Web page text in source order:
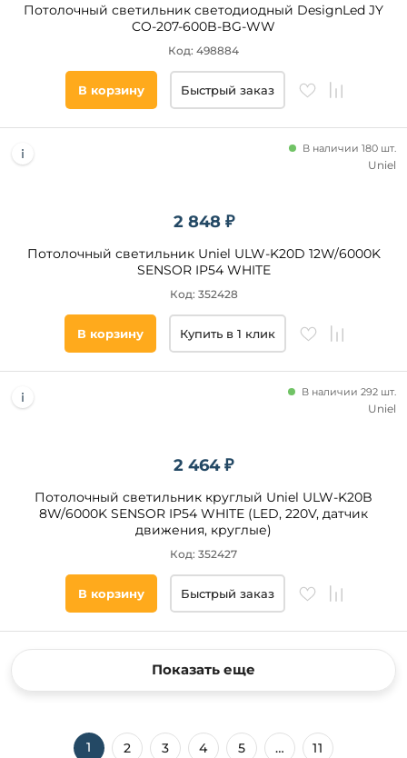
Потолочный светильник светодиодный DesignLed JY
CO-207-600B-BG-WW
Код: 498884
В корзину Быстрый заказ
2 848 ₽
Потолочный светильник Uniel ULW-K20D 12W/6000K
SENSOR IP54 WHITE
В наличии 180 шт.
Код: 352428
Uniel
В корзину Купить в 1 клик
2 464 ₽
Потолочный светильник круглый Uniel ULW-K20B
8W/6000K SENSOR IP54 WHITE (LED, 220V, датчик
движения, круглые)
В наличии 292 шт.
Код: 352427
Uniel
В корзину Быстрый заказ
Показать еще
1 2 3 4 5 … 11